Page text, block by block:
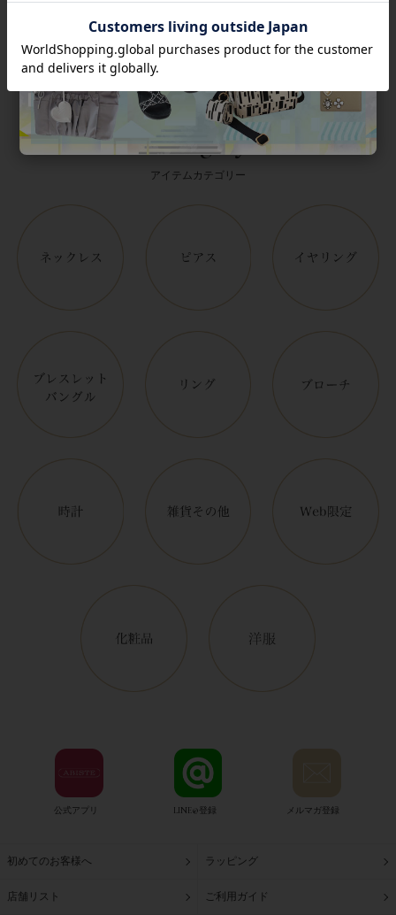
Category
アイテムカテゴリー
公式アプリ LINE@登録 メルマガ登録
初めてのお客様へ ラッピング
店舗リスト ご利用ガイド